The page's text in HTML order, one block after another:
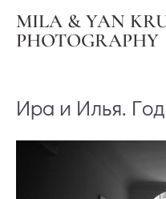
MILA & YAN
PHOTOGRAPHY
Ира и Илья.